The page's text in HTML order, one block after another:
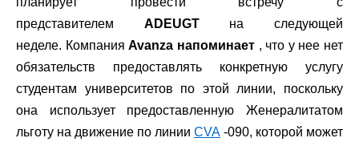
представителем ADEUGTна следующей
неделе. КомпанияAvanza напоминает, что у нее нет
обязательств предоставлять конкретную услугу
студентам университетов по этой линии, поскольку
она использует предоставленную Женералитатом
льготу на движение по линии CVA -090, которой может